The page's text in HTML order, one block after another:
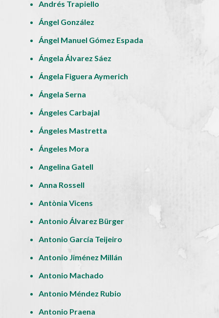
Andrés Trapiello
Ángel González
Ángel Manuel Gómez Espada
Ángela Álvarez Sáez
Ángela Figuera Aymerich
Ángela Serna
Ángeles Carbajal
Ángeles Mastretta
Ángeles Mora
Angelina Gatell
Anna Rossell
Antònia Vicens
Antonio Álvarez Bürger
Antonio García Teijeiro
Antonio Jiménez Millán
Antonio Machado
Antonio Méndez Rubio
Antonio Praena